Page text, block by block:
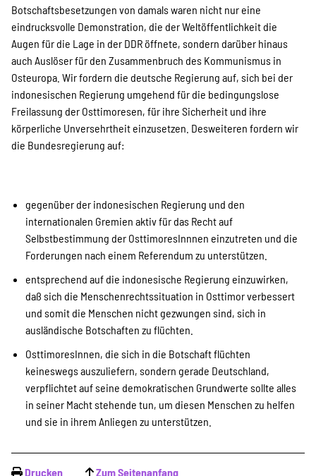
Botschaftsbesetzungen von damals waren nicht nur eine
eindrucksvolle Demonstration, die der Weltöffentlichkeit die
Augen für die Lage in der DDR öffnete, sondern darüber hinaus
auch Auslöser für den Zusammenbruch des Kommunismus in
Osteuropa. Wir fordern die deutsche Regierung auf, sich bei der
indonesischen Regierung umgehend für die bedingungslose
Freilassung der Osttimoresen, für ihre Sicherheit und ihre
körperliche Unversehrtheit einzusetzen. Desweiteren fordern wir
die Bundesregierung auf:
gegenüber der indonesischen Regierung und den
internationalen Gremien aktiv für das Recht auf
Selbstbestimmung der OsttimoresInnnen einzutreten und die
Forderungen nach einem Referendum zu unterstützen.
entsprechend auf die indonesische Regierung einzuwirken,
daß sich die Menschenrechtssituation in Osttimor verbessert
und somit die Menschen nicht gezwungen sind, sich in
ausländische Botschaften zu flüchten.
OsttimoresInnen, die sich in die Botschaft flüchten
keineswegs auszuliefern, sondern gerade Deutschland,
verpflichtet auf seine demokratischen Grundwerte sollte alles
in seiner Macht stehende tun, um diesen Menschen zu helfen
und sie in ihrem Anliegen zu unterstützen.
Drucken Zum Seitenanfang